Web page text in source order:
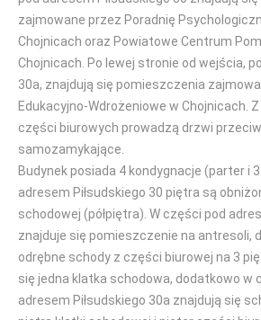
zajmowane przez Poradnię
Chojnicach oraz Powiatowe Centrum
Chojnicach. Po lewej stronie od wejścia,
30a, znajdują się pomieszczenia
Edukacyjno-Wdrożeniowe w Chojnicach.
części biurowych prowadzą drzwi
samozamykające.
Budynek posiada 4 kondygnacje (parter i
adresem Piłsudskiego 30 piętra są
schodowej (półpiętra). W części pod
znajduje się pomieszczenie na antresoli,
odrębne schody z części biurowej na 3
się jedna klatka schodowa, dodatkowo w
adresem Piłsudskiego 30a znajdują się